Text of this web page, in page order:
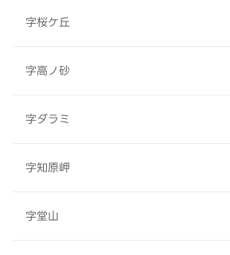
字桜ケ丘
字高ノ砂
字ダラミ
字知原岬
字堂山